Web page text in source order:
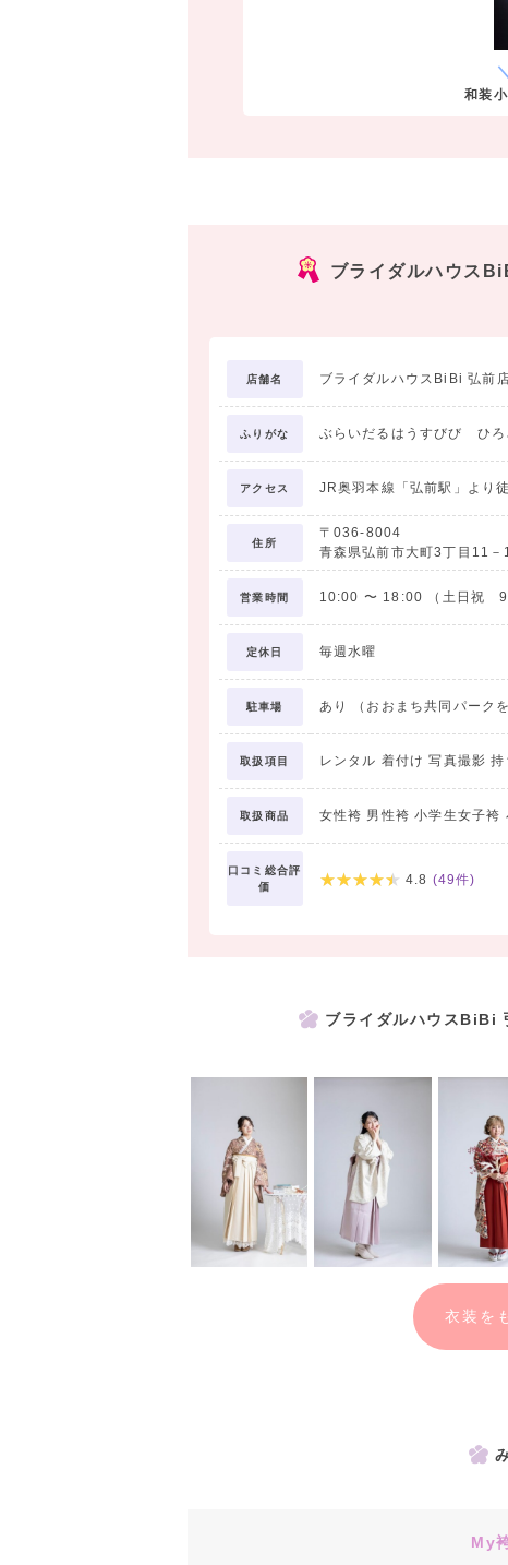
和装
ブライダルハウス
店舗名 ブライダルハウスBiBi 弘前
ふりがな ぶらいだるはうすびび ひろ
アクセス JR奥羽本線「弘前駅」より
住所
〒036-8004
青森県弘前市大町3丁目11
営業時間 10:00 〜 18:00 （土日祝 9
定休日 毎週水曜
駐車場 あり （おおまち共同パーク
取扱項目 レンタル 着付け 写真撮影
取扱商品 女性袴 男性袴 小学生女子袴
口コミ総合評
価
4.8 (49件)
ブライダルハウスBiBi
衣装を
My